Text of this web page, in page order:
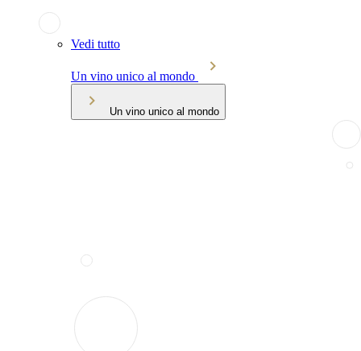
Vedi tutto
Un vino unico al mondo
Un vino unico al mondo